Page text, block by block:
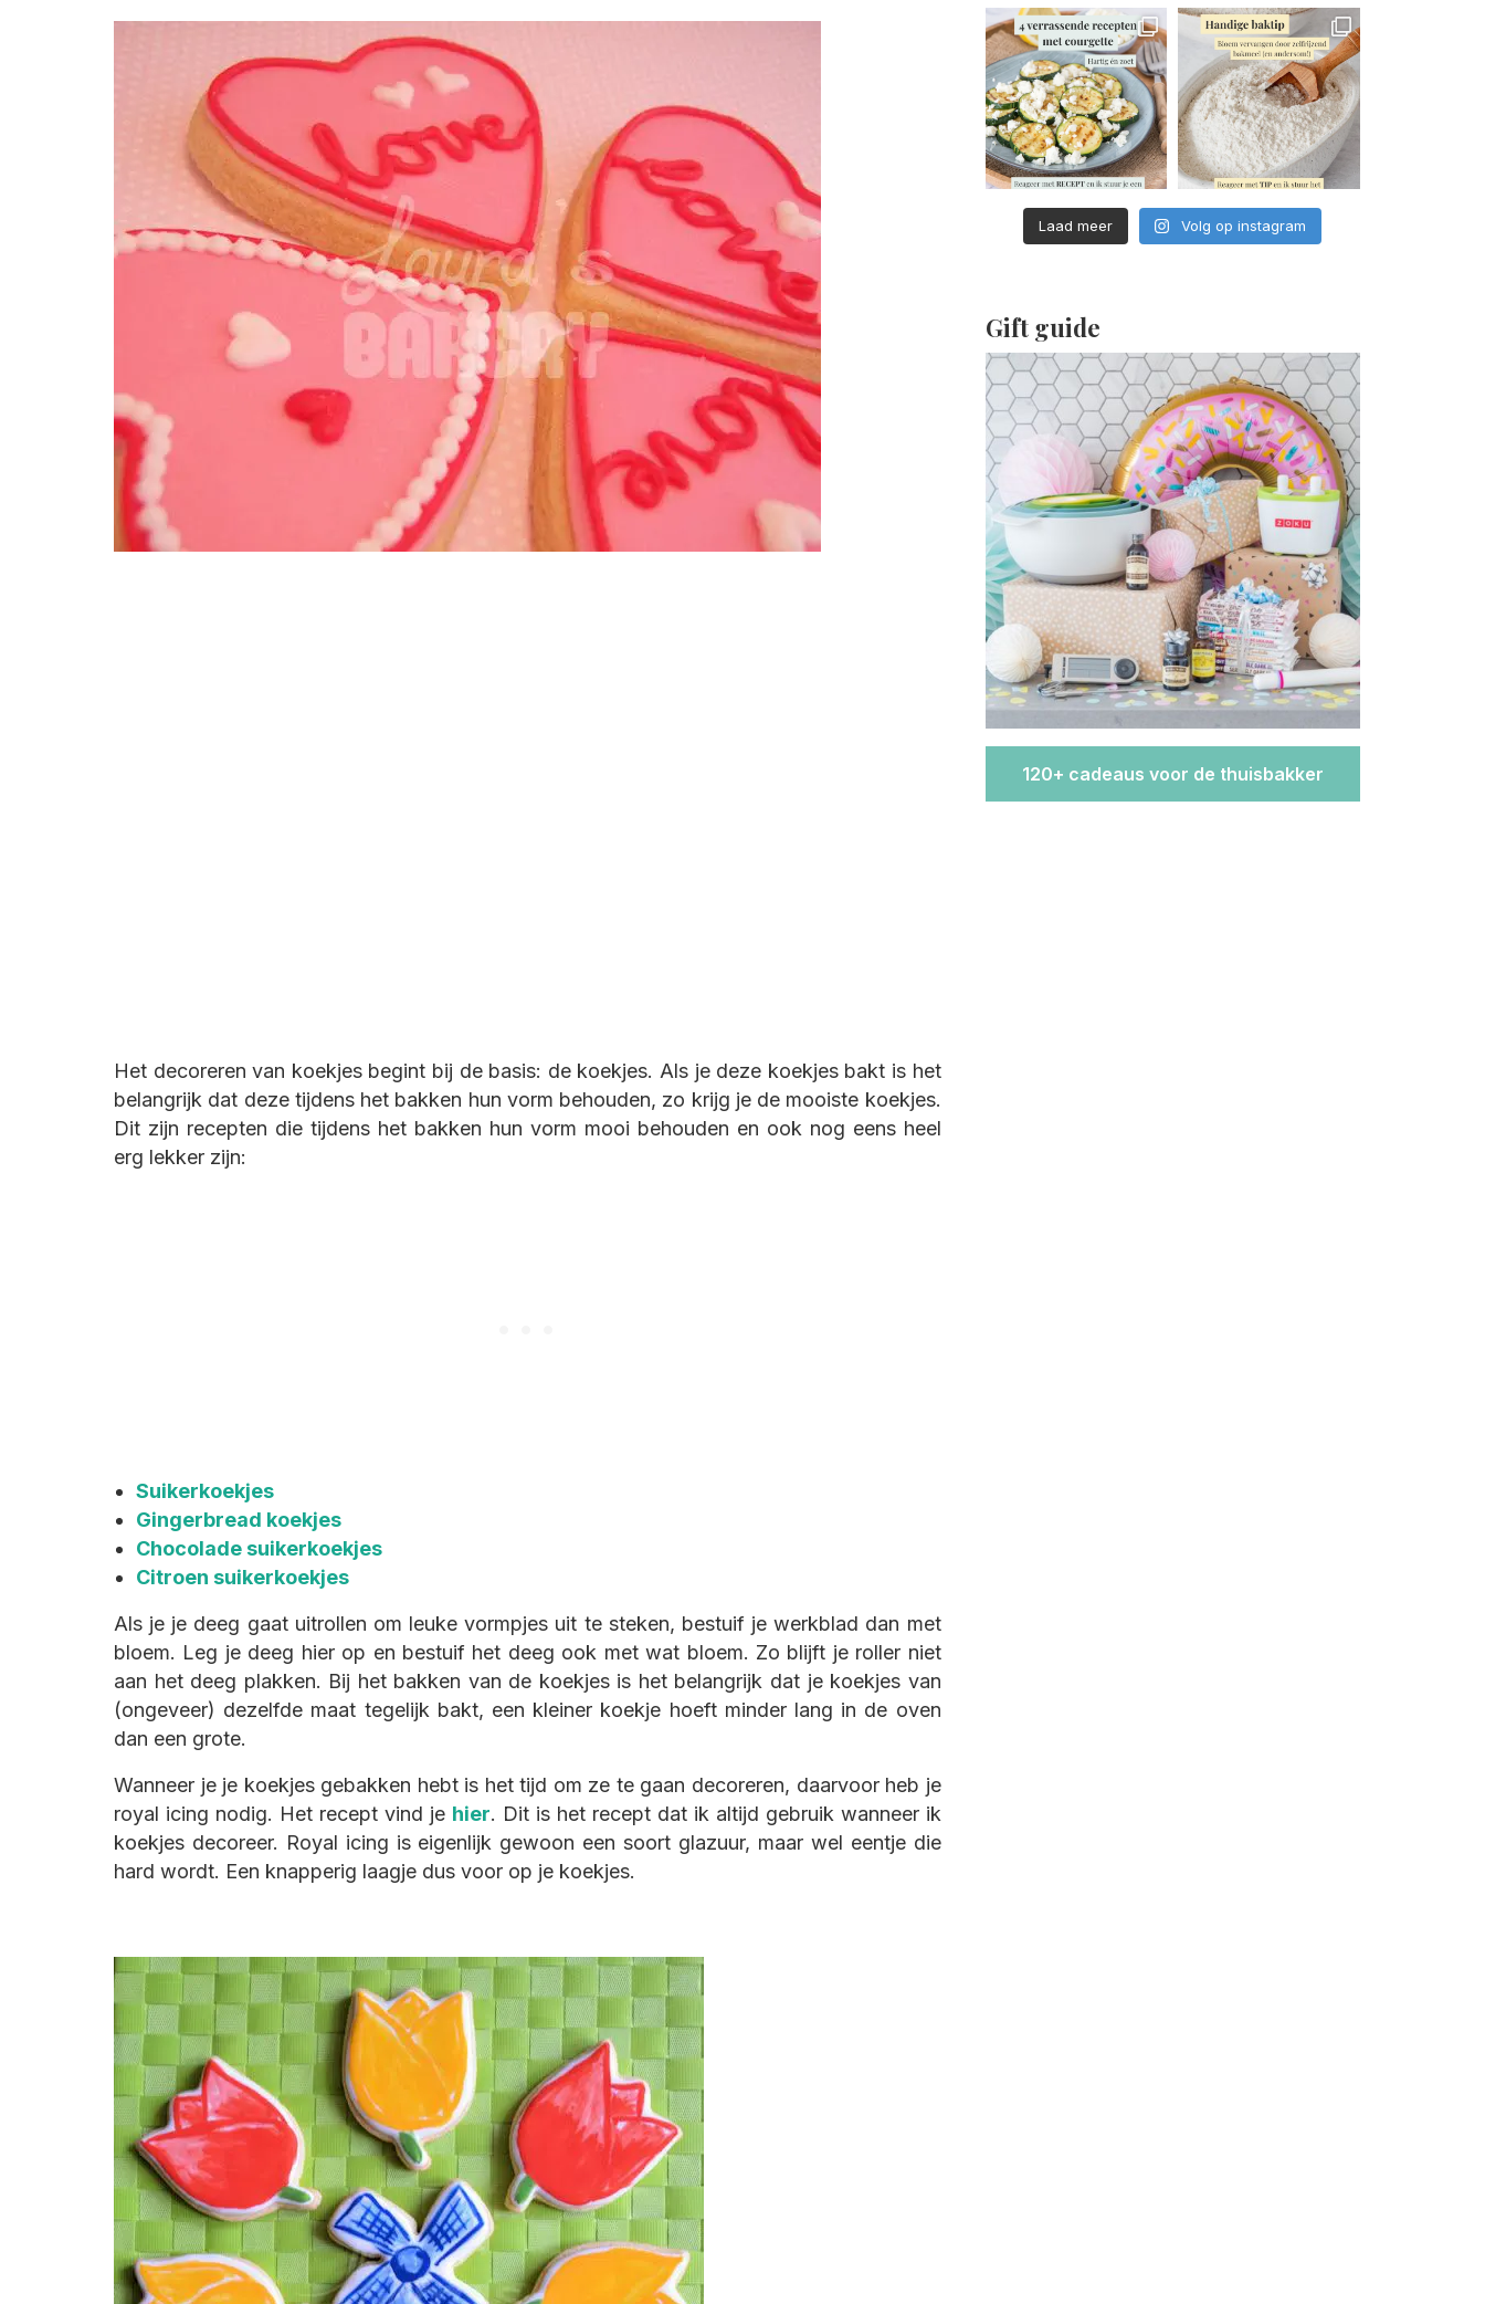
Het decoreren van koekjes begint bij de basis: de koekjes. Als je deze koekjes bakt is het
belangrijk dat deze tijdens het bakken hun vorm behouden, zo krijg je de mooiste koekjes.
Dit zijn recepten die tijdens het bakken hun vorm mooi behouden en ook nog eens heel
erg lekker zijn:
Suikerkoekjes
Gingerbread koekjes
Chocolade suikerkoekjes
Citroen suikerkoekjes
Als je je deeg gaat uitrollen om leuke vormpjes uit te steken, bestuif je werkblad dan met
bloem. Leg je deeg hier op en bestuif het deeg ook met wat bloem. Zo blijft je roller niet
aan het deeg plakken. Bij het bakken van de koekjes is het belangrijk dat je koekjes van
(ongeveer) dezelfde maat tegelijk bakt, een kleiner koekje hoeft minder lang in de oven
dan een grote.
Wanneer je je koekjes gebakken hebt is het tijd om ze te gaan decoreren, daarvoor heb je
royal icing nodig. Het recept vind je hier. Dit is het recept dat ik altijd gebruik wanneer ik
koekjes decoreer. Royal icing is eigenlijk gewoon een soort glazuur, maar wel eentje die
hard wordt. Een knapperig laagje dus voor op je koekjes.
Laad meer Volg op instagram
Gift guide
120+ cadeaus voor de thuisbakker